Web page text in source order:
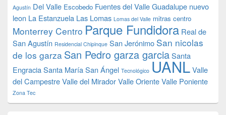
Agustín Del Valle Escobedo Fuentes del ValleGuadalupe nuevo
leon La Estanzuela Las Lomas Lomas del Valle mitras centro
Monterrey Centro Parque Fundidora Real de
San Agustín Residencial Chipinque San Jerónimo San nicolas
de los garza San Pedro garza garciaSanta
EngraciaSanta MaríaSan Ángel Tecnológico UANLValle
del CampestreValle del MiradorValle OrienteValle Poniente
Zona Tec